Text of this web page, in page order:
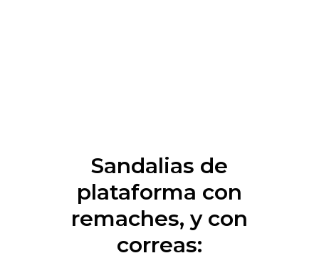
Sandalias de
plataforma con
remaches, y con
correas: